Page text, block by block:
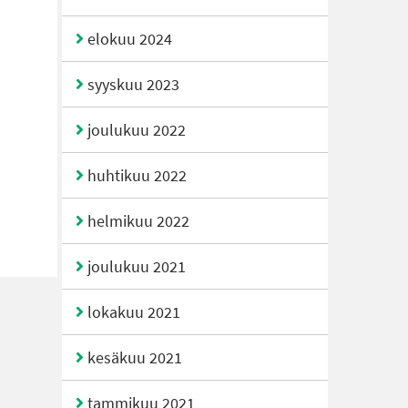
elokuu 2024
syyskuu 2023
joulukuu 2022
huhtikuu 2022
helmikuu 2022
joulukuu 2021
lokakuu 2021
kesäkuu 2021
tammikuu 2021